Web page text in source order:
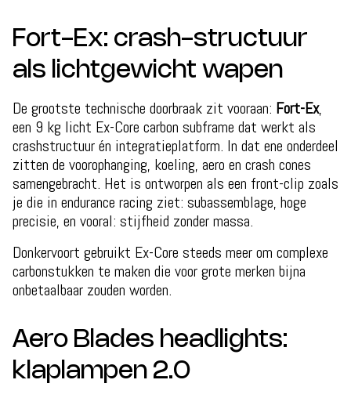
Fort-Ex: crash-structuur
als lichtgewicht wapen
De grootste technische doorbraak zit vooraan: Fort-Ex,
een 9 kg licht Ex-Core carbon subframe dat werkt als
crashstructuur én integratieplatform. In dat ene onderdeel
zitten de voorophanging, koeling, aero en crash cones
samengebracht. Het is ontworpen als een front-clip zoals
je die in endurance racing ziet: subassemblage, hoge
precisie, en vooral: stijfheid zonder massa.
Donkervoort gebruikt Ex-Core steeds meer om complexe
carbonstukken te maken die voor grote merken bijna
onbetaalbaar zouden worden.
Aero Blades headlights:
klaplampen 2.0